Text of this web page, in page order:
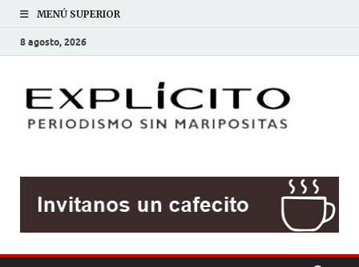
MENÚ SUPERIOR
8 agosto, 2026